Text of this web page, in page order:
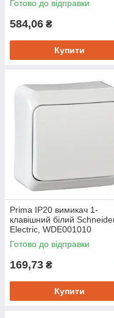
Electric
Готово до відправки
584,06 ₴
Купити
Prima IP20 вимикач 1-
клавішний білий
Electric, WDE001010
Готово до відправки
169,73 ₴
Купити